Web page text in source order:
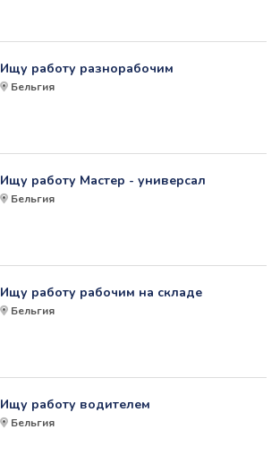
Ищу работу разнорабочим
Бельгия
Ищу работу Мастер - универсал
Бельгия
Ищу работу рабочим на складе
Бельгия
Ищу работу водителем
Бельгия